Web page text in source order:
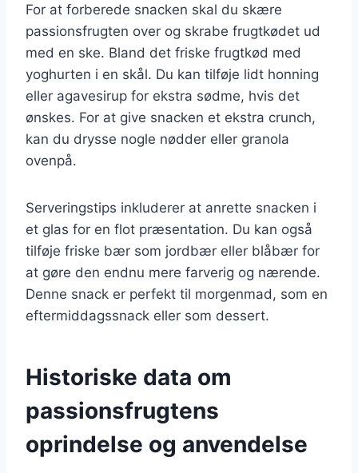
For at forberede snacken skal du skære
passionsfrugten over og skrabe frugtkødet ud
med en ske. Bland det friske frugtkød med
yoghurten i en skål. Du kan tilføje lidt honning
eller agavesirup for ekstra sødme, hvis det
ønskes. For at give snacken et ekstra crunch,
kan du drysse nogle nødder eller granola
ovenpå.
Serveringstips inkluderer at anrette snacken i
et glas for en flot præsentation. Du kan også
tilføje friske bær som jordbær eller blåbær for
at gøre den endnu mere farverig og nærende.
Denne snack er perfekt til morgenmad, som en
eftermiddagssnack eller som dessert.
Historiske data om
passionsfrugtens
oprindelse og anvendelse